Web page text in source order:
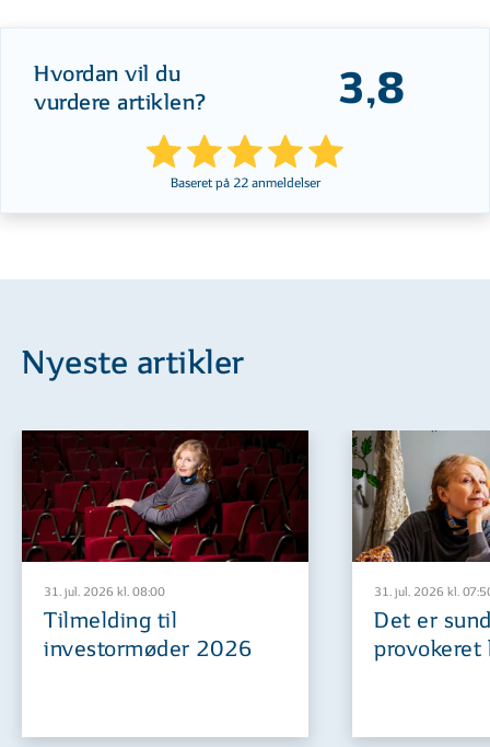
Hvordan vil du
vurdere artiklen?
3,8
Baseret på 22anmeldelser
Nyeste artikler
31. jul. 2026 kl. 08:00
Tilmelding til
investormøder 2026
31. jul. 2026 kl.
Det er
provokeret